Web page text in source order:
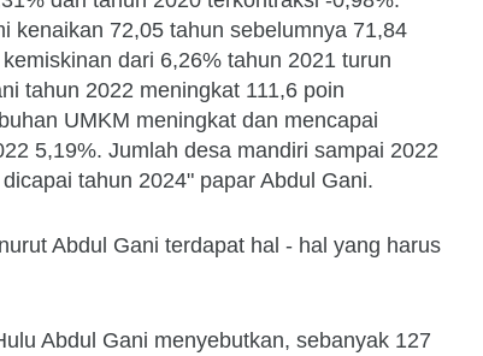
kenaikan 72,05 tahun sebelumnya 71,84
dari 6,26% tahun 2021 turun
tahun 2022 meningkat 111,6 poin
UMKM meningkat dan mencapai
5,19%. Jumlah desa mandiri sampai 2022
tahun 2024" papar Abdul Gani.
Abdul Gani terdapat hal - hal yang harus
Abdul Gani menyebutkan, sebanyak 127